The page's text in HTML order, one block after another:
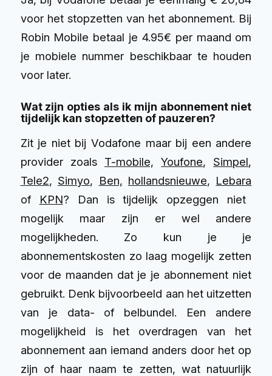
voor het stopzetten van het abonnement. Bij
Robin Mobile betaal je 4.95€ per maand om
je mobiele nummer beschikbaar te houden
voor later.
Wat zijn opties als ik mijn abonnement niet
tijdelijk kan stopzetten of pauzeren?
Zit je niet bij Vodafone maar bij een andere
provider zoals T-mobile, Youfone, Simpel,
Tele2, Simyo, Ben, hollandsnieuwe, Lebara
of
KPN? Dan is tijdelijk opzeggen niet
mogelijk maar zijn er wel andere
mogelijkheden. Zo kun je je
abonnementskosten zo laag mogelijk zetten
voor de maanden dat je je abonnement niet
gebruikt. Denk bijvoorbeeld aan het uitzetten
van je data- of belbundel. Een andere
mogelijkheid is het overdragen van het
abonnement aan iemand anders door het op
zijn of haar naam te zetten, wat natuurlijk